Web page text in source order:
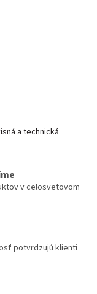
a technická
v celosvetovom
potvrdzujú klienti